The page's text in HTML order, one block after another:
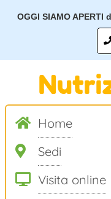
OGGI SIAMO APERTI
Home
Sedi
Visita online